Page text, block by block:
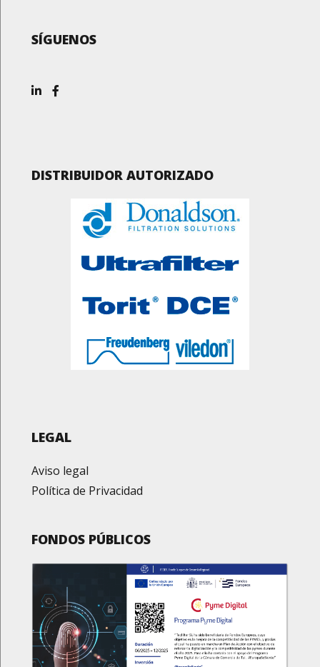
SÍGUENOS
DISTRIBUIDOR AUTORIZADO
LEGAL
Aviso legal
Política de Privacidad
FONDOS PÚBLICOS